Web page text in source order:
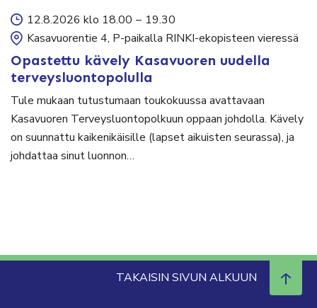
12.8.2026 klo 18.00 – 19.30
Kasavuorentie 4, P-paikalla RINKI-ekopisteen vieressä
Opastettu kävely Kasavuoren uudella
terveysluontopolulla
Tule mukaan tutustumaan toukokuussa avattavaan
Kasavuoren Terveysluontopolkuun oppaan johdolla. Kävely
on suunnattu kaikenikäisille (lapset aikuisten seurassa), ja
johdattaa sinut luonnon…
TAKAISIN SIVUN ALKUUN